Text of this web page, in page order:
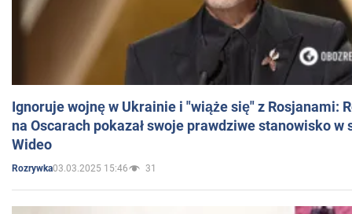
Ignoruje wojnę w Ukrainie i "wiąże się" z Rosjanami:
na Oscarach pokazał swoje prawdziwe stanowisko w
Wideo
Rozrywka03.03.2025 15:46 31